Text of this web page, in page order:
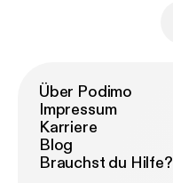
Über Podimo
Impressum
Karriere
Blog
Brauchst du Hilfe?